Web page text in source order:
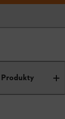
Produkty